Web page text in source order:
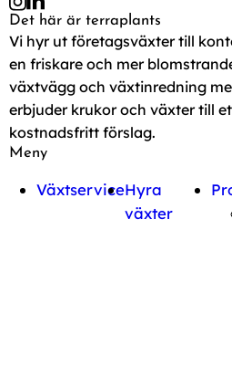
Det här är terraplants
Vi hyr ut företagsväxter till
en friskare och mer
växtvägg och växtinredning
erbjuder krukor och växter till
kostnadsfritt förslag.
Meny
VäxtserviceHyra
växter